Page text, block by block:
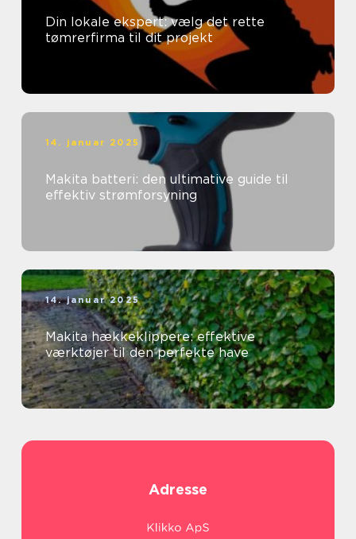
Din lokale ekspert: vælg det rette
tømrerfirma til dit projekt
14. januar 2025
Makita batteri: den ultimative guide til
effektiv strømforsyning
14. januar 2025
Makita hækkeklippere: effektive
værktøjer til den perfekte have
Adresse